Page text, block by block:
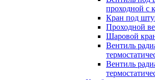
проходной с
Кран под
Проходной
Шаровой
Вентиль
Вентиль